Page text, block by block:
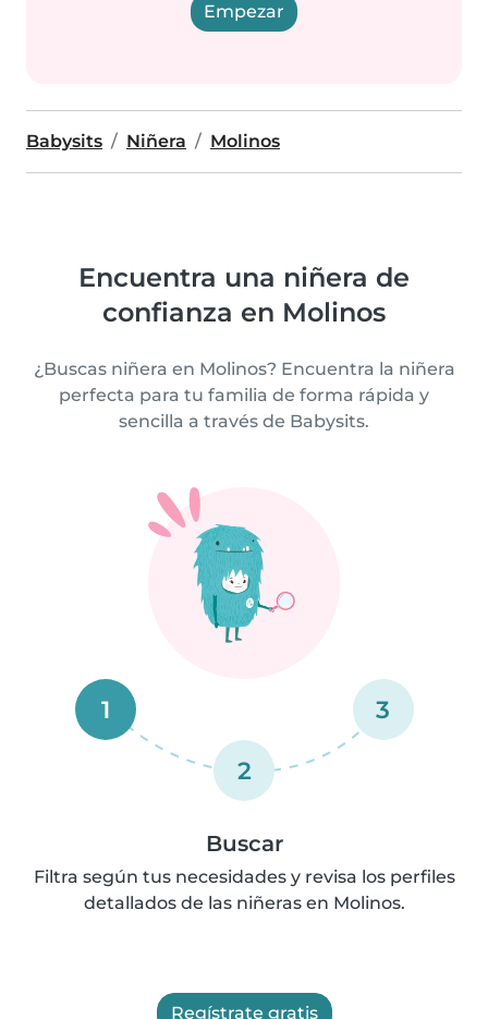
Empezar
Babysits Niñera Molinos
Encuentra una niñera de
confianza en Molinos
¿Buscas niñera en Molinos? Encuentra la niñera
perfecta para tu familia de forma rápida y
sencilla a través de Babysits.
1
2
3
Buscar
Filtra según tus necesidades y revisa los perfiles
detallados de las niñeras en Molinos.
Regístrate gratis